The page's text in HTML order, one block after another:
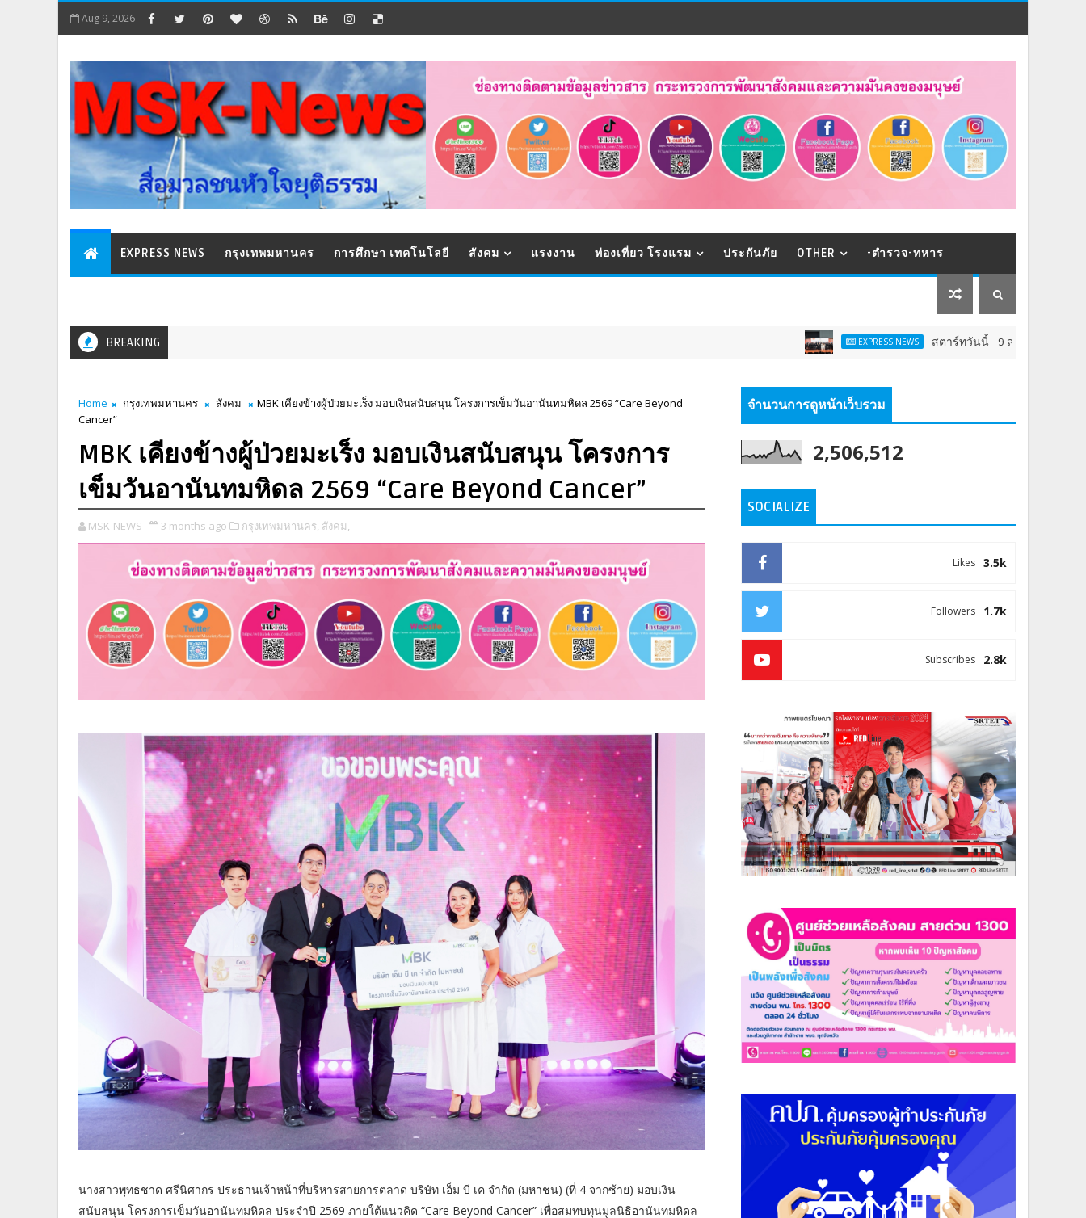
Aug 9, 2026
EXPRESS NEWS กรุงเทพมหานคร การศึกษา เทคโนโลยี สังคม แรงงาน ท่องเที่ยว โรงแรม ประกันภัย OTHER -ตำรวจ-ทหาร
BREAKING EXPRESS NEWS สตาร์ทวันนี้ - 9 ส.ค.Franchise Expo
Home กรุงเทพมหานคร สังคม
MBK เคียงข้างผู้ป่วยมะเร็ง มอบเงินสนับสนุน โครงการเข็มวันอานันทมหิดล 2569 “Care Beyond
Cancer”
MBK เคียงข้างผู้ป่วยมะเร็ง มอบเงินสนับสนุน โครงการ
เข็มวันอานันทมหิดล 2569 “Care Beyond Cancer”
MSK-NEWS 3 months ago กรุงเทพมหานคร, สังคม,
นางสาวพุทธชาด ศรีนิศากร ประธานเจ้าหน้าที่บริหารสายการตลาด บริษัท เอ็ม บี เค จำกัด (มหาชน) (ที่ 4 จากซ้าย) มอบเงิน
สนับสนุน โครงการเข็มวันอานันทมหิดล ประจำปี 2569 ภายใต้แนวคิด “Care Beyond Cancer” เพื่อสมทบทุนมูลนิธิอานันทมหิดล
จำนวนการดูหน้าเว็บรวม
2,506,512
SOCIALIZE
3.5k
Likes
1.7k
Followers
2.8k
Subscribes